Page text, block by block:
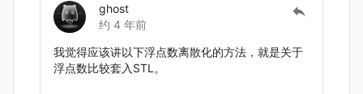
ghost
约 4 年前
我觉得应该讲以下浮点数离散化的方法，就是关于
浮点数比较套入STL。